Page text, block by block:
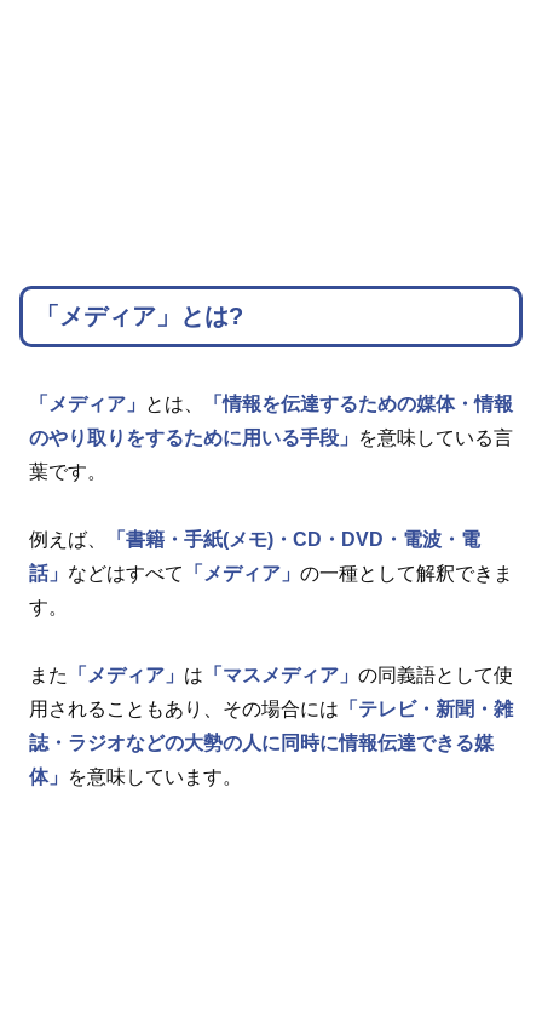
「メディア」とは?
「メディア」 とは、
「情報を伝達するための媒体・情報
のやり取りをするために用いる手段」
を意味している言
葉です。
例えば、
「書籍・手紙(メモ)・CD・DVD・電波・電
話」 などはすべて 「メディア」 の一種として解釈できま
す。
また 「メディア」 は 「マスメディア」 の同義語として使
用されることもあり、その場合には 「テレビ・新聞・雑
誌・ラジオなどの大勢の人に同時に情報伝達できる媒
体」
を意味しています。